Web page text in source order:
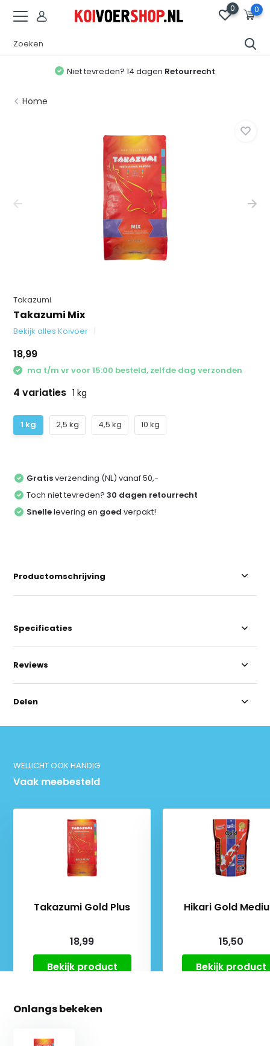
0 0
Niet tevreden? 14 dagen Retourrecht
Home
Takazumi
Takazumi Mix
Bekijk alles Koivoer
18,99
ma t/m vr voor 15:00 besteld, zelfde dag verzonden
4 variaties 1 kg
1 kg 2,5 kg 4,5 kg 10 kg
Gratisverzending (NL) vanaf 50,-
Toch niet tevreden?30 dagen retourrecht
Snellelevering en goed verpakt!
Productomschrijving
Specificaties
Reviews
Delen
WELLICHT OOK HANDIG
Vaak meebesteld
Takazumi Gold Plus
18,99
Bekijk product
Hikari Gold
15,50
Bekijk product
Onlangs bekeken